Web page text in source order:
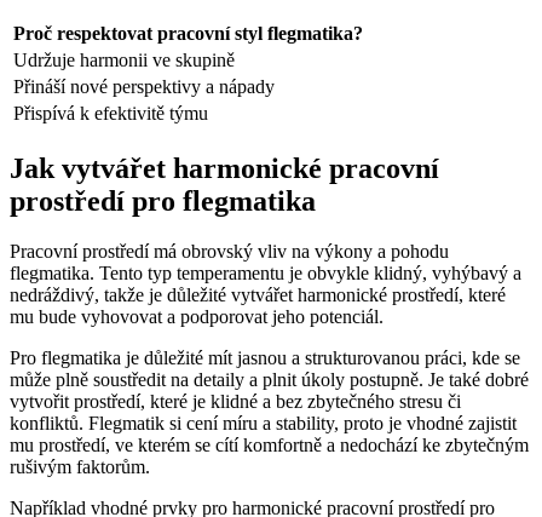
Proč respektovat pracovní styl flegmatika?
Udržuje harmonii ve skupině
Přináší nové perspektivy a nápady
Přispívá k efektivitě týmu
Jak vytvářet harmonické pracovní
prostředí pro flegmatika
Pracovní prostředí má obrovský vliv na výkony a pohodu
flegmatika. Tento typ temperamentu je obvykle klidný, vyhýbavý a
nedráždivý, takže je důležité vytvářet harmonické prostředí, které
mu bude vyhovovat a podporovat jeho potenciál.
Pro flegmatika je důležité mít jasnou a strukturovanou práci, kde se
může plně soustředit na detaily a plnit úkoly postupně. Je také dobré
vytvořit prostředí, které je klidné a bez zbytečného stresu či
konfliktů. Flegmatik si cení míru a stability, proto je vhodné zajistit
mu prostředí, ve kterém se cítí komfortně a nedochází ke zbytečným
rušivým faktorům.
Například vhodné prvky pro harmonické pracovní prostředí pro